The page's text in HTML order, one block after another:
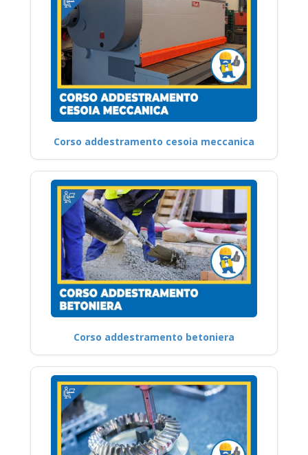
Corso addestramento cesoia meccanica
Corso addestramento betoniera